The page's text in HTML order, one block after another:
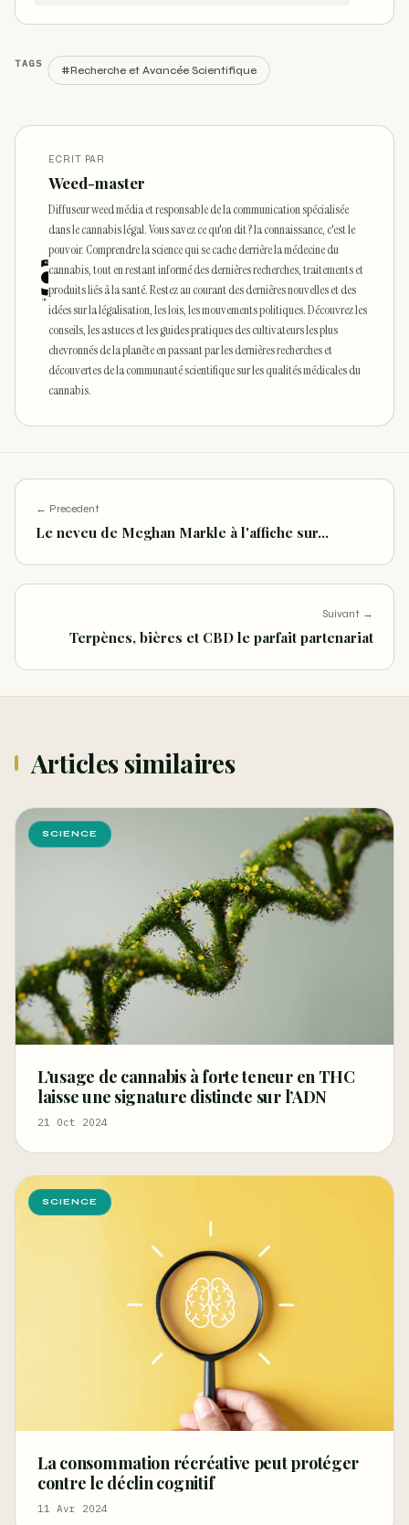
TAGS
#Recherche et Avancée Scientifique
ECRIT PAR
Weed-master
Diffuseur weed média et responsable de la communication spécialisée
dans le cannabis légal. Vous savez ce qu'on dit ? la connaissance, c'est le
pouvoir. Comprendre la science qui se cache derrière la médecine du
cannabis, tout en restant informé des dernières recherches, traitements et
produits liés à la santé. Restez au courant des dernières nouvelles et des
idées sur la légalisation, les lois, les mouvements politiques. Découvrez les
conseils, les astuces et les guides pratiques des cultivateurs les plus
chevronnés de la planète en passant par les dernières recherches et
découvertes de la communauté scientifique sur les qualités médicales du
cannabis.
← Precedent
Le neveu de Meghan Markle à l'affiche sur…
Suivant →
Terpènes, bières et CBD le parfait partenariat
Articles similaires
SCIENCE
L’usage de cannabis à forte teneur en THC
laisse une signature distincte sur l’ADN
21 Oct 2024
SCIENCE
La consommation récréative peut protéger
contre le déclin cognitif
11 Avr 2024